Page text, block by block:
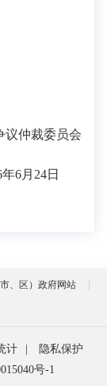
仲裁委员会
6月24日
、区）政府网站
计
隐私保护
号-1